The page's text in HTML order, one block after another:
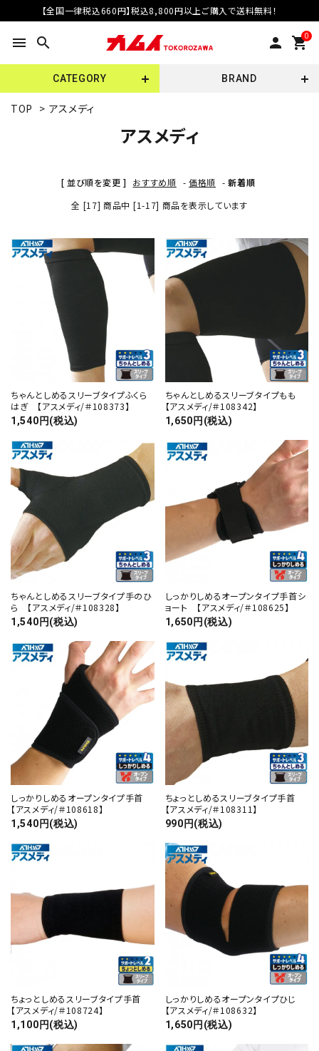
【全国一律税込660円】税込8,800円以上ご購入で送料無料！
menu search person 0
shopping_cart
CATEGORY BRAND
TOP > アスメディ
アスメディ
[ 並び順を変更 ] おすすめ順 - 価格順 -新着順
全 [17] 商品中 [1-17] 商品を表示しています
ちゃんとしめるスリーブタイプふくら
はぎ 【アスメディ/＃108373】
1,540円(税込)
ちゃんとしめるスリーブタイプもも
【アスメディ/＃108342】
1,650円(税込)
ちゃんとしめるスリーブタイプ手のひ
ら 【アスメディ/＃108328】
1,540円(税込)
しっかりしめるオープンタイプ手首シ
ョート 【アスメディ/＃108625】
1,650円(税込)
しっかりしめるオープンタイプ手首
【アスメディ/＃108618】
1,540円(税込)
ちょっとしめるスリーブタイプ手首
【アスメディ/＃108311】
990円(税込)
ちょっとしめるスリーブタイプ手首
【アスメディ/＃108724】
1,100円(税込)
しっかりしめるオープンタイプひじ
【アスメディ/＃108632】
1,650円(税込)